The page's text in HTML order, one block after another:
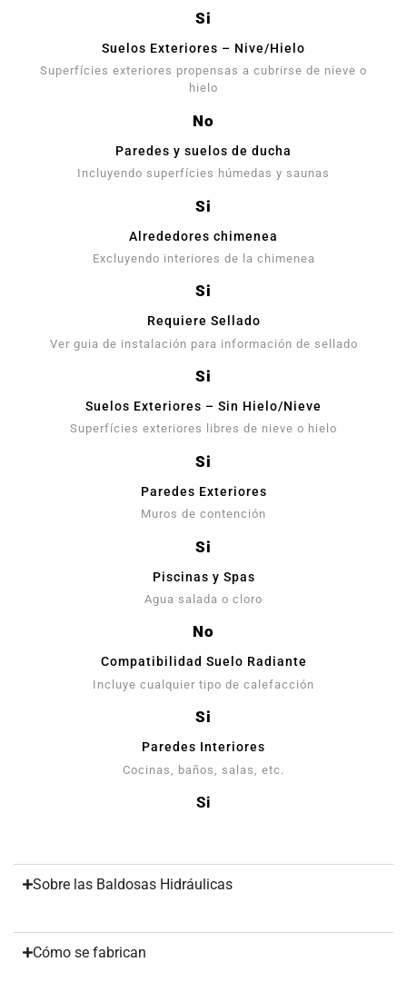
Si
Suelos Exteriores – Nive/Hielo
Superfícies exteriores propensas a cubrirse de nieve o
hielo
No
Paredes y suelos de ducha
Incluyendo superfícies húmedas y saunas
Si
Alrededores chimenea
Excluyendo interiores de la chimenea
Si
Requiere Sellado
Ver guia de instalación para información de sellado
Si
Suelos Exteriores – Sin Hielo/Nieve
Superfícies exteriores libres de nieve o hielo
Si
Paredes Exteriores
Muros de contención
Si
Piscinas y Spas
Agua salada o cloro
No
Compatibilidad Suelo Radiante
Incluye cualquier tipo de calefacción
Si
Paredes Interiores
Cocinas, baños, salas, etc.
Si
Sobre las Baldosas Hidráulicas
Cómo se fabrican